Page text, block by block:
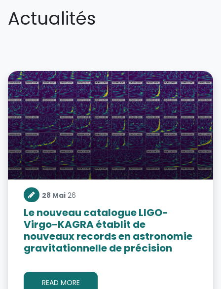
Actualités
28 Mai 26
Le nouveau catalogue LIGO-
Virgo-KAGRA établit de
nouveaux records en astronomie
gravitationnelle de précision
READ MORE